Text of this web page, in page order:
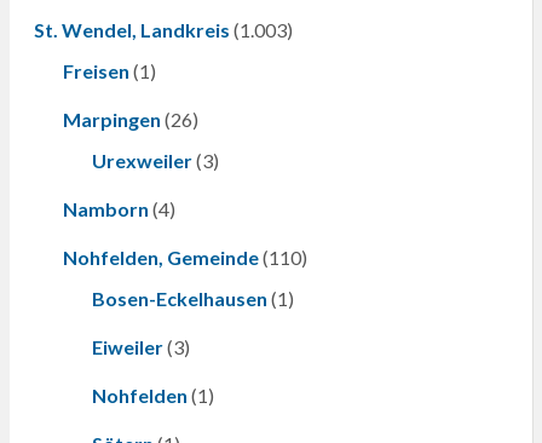
St. Wendel, Landkreis (1.003)
Freisen (1)
Marpingen (26)
Urexweiler(3)
Namborn (4)
Nohfelden, Gemeinde(110)
Bosen-Eckelhausen (1)
Eiweiler(3)
Nohfelden (1)